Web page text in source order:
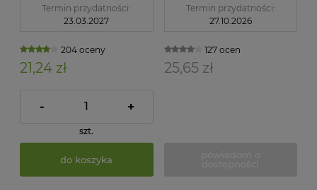
Termin przydatności:
23.03.2027
204 oceny
21,24 zł
- +
szt.
do koszyka
Termin przydatności:
27.10.2026
127 ocen
25,65 zł